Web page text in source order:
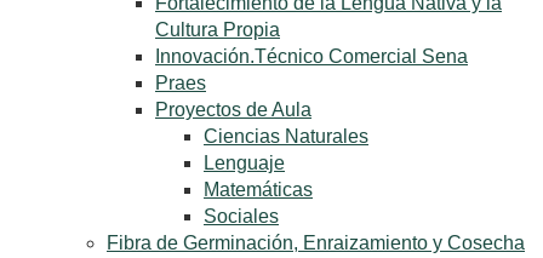
Cultura Propia
Innovación.Técnico Comercial Sena
Praes
Proyectos de Aula
Ciencias Naturales
Lenguaje
Matemáticas
Sociales
Fibra de Germinación, Enraizamiento y Cosecha